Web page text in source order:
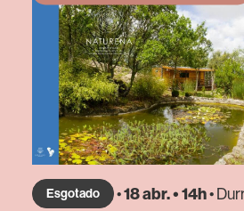
Esgotado •18 abr. • 14h•